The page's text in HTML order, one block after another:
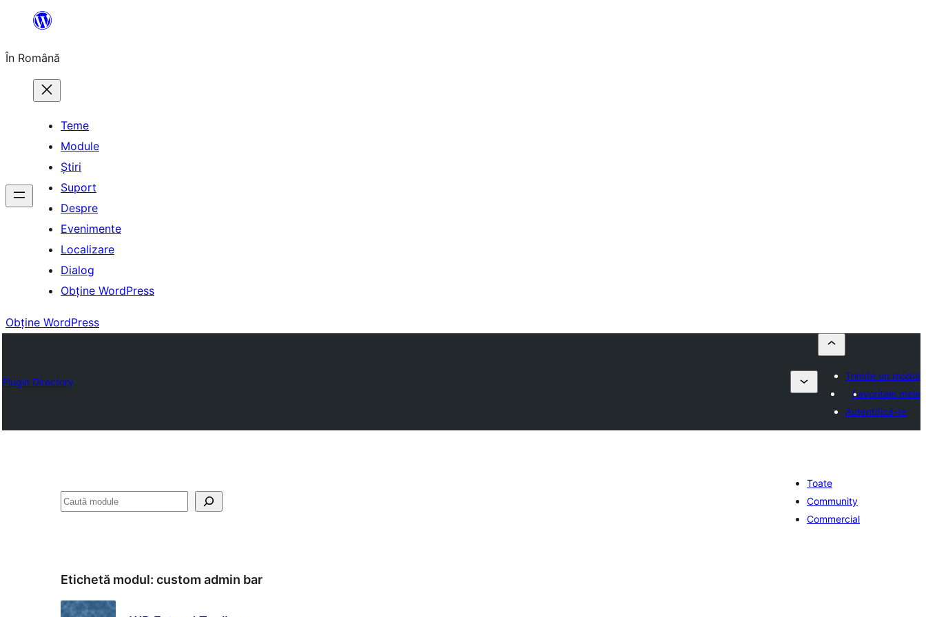
conținut
În Română
Teme
Module
Știri
Suport
Despre
Evenimente
Localizare
Dialog
Obține WordPress
Obține WordPress
Plugin Directory
Trimite un modul
Favoritele mele
Autentifică-te
Caută
Toate
Community
Commercial
Etichetă modul: custom admin bar